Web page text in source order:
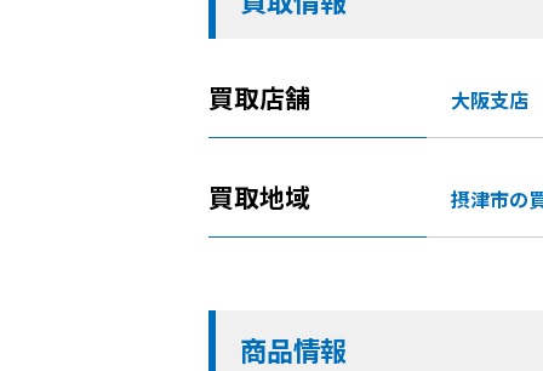
買取店舗 大阪支店
買取地域 摂津市の
商品情報